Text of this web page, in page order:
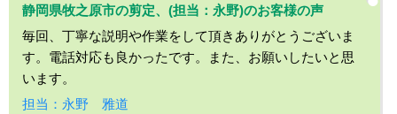
静岡県牧之原市の剪定、(担当：永野)のお客様の声
毎回、丁寧な説明や作業をして頂きありがとうございま
す。電話対応も良かったです。また、お願いしたいと思
います。
担当：永野 雅道